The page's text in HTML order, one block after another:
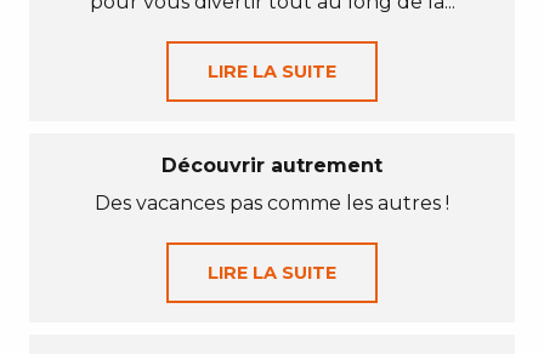
LIRE LA SUITE
Découvrir autrement
Des vacances pas comme les autres !
LIRE LA SUITE